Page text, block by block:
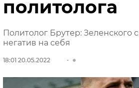
политолога
Политолог Брутер: Зеленского
негатив на себя
18:01 20.05.2022